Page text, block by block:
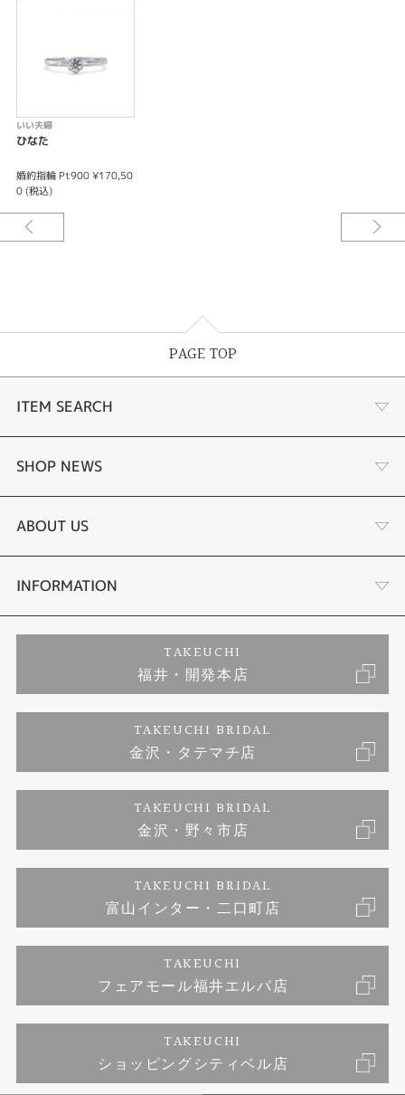
いい夫婦
ひなた
婚約指輪 Pt900 ¥170,50
0 (税込)
PAGE TOP
ITEM SEARCH
婚約指輪
結婚指輪
セットリング
エタニティリング
婚約ネックレス
SHOP NEWS
サプライズプロポーズ相談室
ダイヤモンドカッターブランド
アフターメンテナンス
富山指輪工房｜手作りペアリング
富山指輪工房｜手作り結婚指輪 and 婚約指輪
富山指輪工房｜手作り婚約指輪プロポーズプラン
ABOUT US
店舗情報
お問い合わせ
INFORMATION
プライバシーポリシー
TAKEUCHI
福井・開発本店
TAKEUCHI BRIDAL
金沢・タテマチ店
TAKEUCHI BRIDAL
金沢・野々市店
TAKEUCHI BRIDAL
富山インター・二口町店
TAKEUCHI
フェアモール福井エルパ店
TAKEUCHI
ショッピングシティベル店